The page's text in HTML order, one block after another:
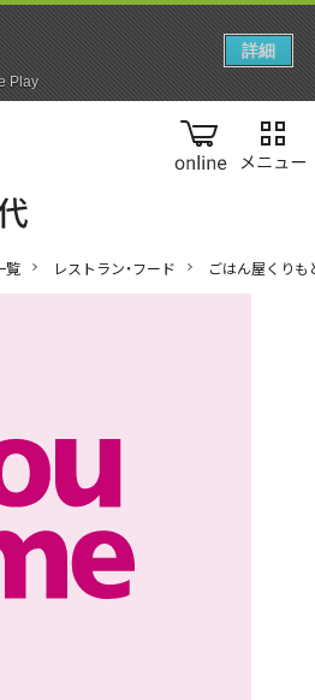
online
覧 レストラン・フード ごはん屋くりも
Play
詳細